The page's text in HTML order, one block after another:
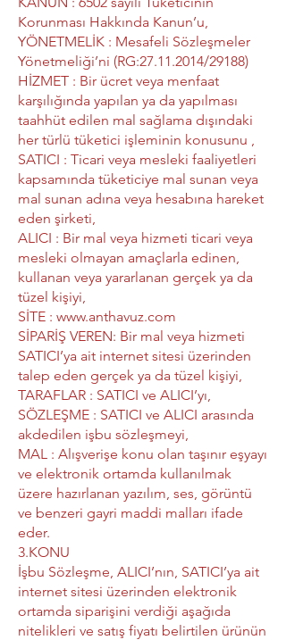
Korunması Hakkında Kanun’u,
YÖNETMELİK : Mesafeli Sözleşmeler
Yönetmeliği’ni (RG:27.11.2014/29188)
HİZMET : Bir ücret veya menfaat
karşılığında yapılan ya da yapılması
taahhüt edilen mal sağlama dışındaki
her türlü tüketici işleminin konusunu ,
SATICI : Ticari veya mesleki faaliyetleri
kapsamında tüketiciye mal sunan veya
mal sunan adına veya hesabına hareket
eden şirketi,
ALICI : Bir mal veya hizmeti ticari veya
mesleki olmayan amaçlarla edinen,
kullanan veya yararlanan gerçek ya da
tüzel kişiyi,
SİTE : www.anthavuz.com
SİPARİŞ VEREN: Bir mal veya hizmeti
SATICI’ya ait internet sitesi üzerinden
talep eden gerçek ya da tüzel kişiyi,
TARAFLAR : SATICI ve ALICI’yı,
SÖZLEŞME : SATICI ve ALICI arasında
akdedilen işbu sözleşmeyi,
MAL : Alışverişe konu olan taşınır eşyayı
ve elektronik ortamda kullanılmak
üzere hazırlanan yazılım, ses, görüntü
ve benzeri gayri maddi malları ifade
eder.
3.KONU
İşbu Sözleşme, ALICI’nın, SATICI’ya ait
internet sitesi üzerinden elektronik
ortamda siparişini verdiği aşağıda
nitelikleri ve satış fiyatı belirtilen ürünün